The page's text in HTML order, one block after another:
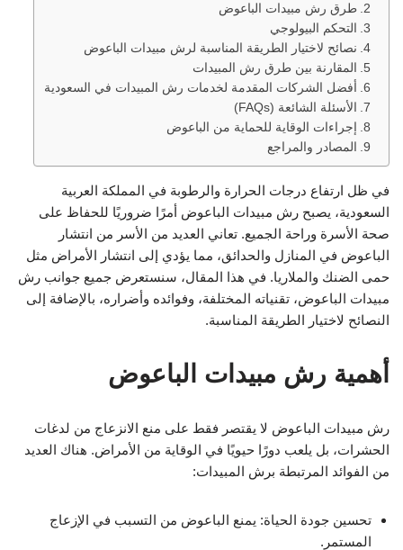
طرق رش مبيدات الباعوض
التحكم البيولوجي
نصائح لاختيار الطريقة المناسبة لرش مبيدات الباعوض
المقارنة بين طرق رش المبيدات
أفضل الشركات المقدمة لخدمات رش المبيدات في السعودية
الأسئلة الشائعة (FAQs)
إجراءات الوقاية للحماية من الباعوض
المصادر والمراجع
في ظل ارتفاع درجات الحرارة والرطوبة في المملكة العربية
السعودية، يصبح رش مبيدات الباعوض أمرًا ضروريًا للحفاظ على
صحة الأسرة وراحة الجميع. تعاني العديد من الأسر من انتشار
الباعوض في المنازل والحدائق، مما يؤدي إلى انتشار الأمراض مثل
حمى الضنك والملاريا. في هذا المقال، سنستعرض جميع جوانب رش
مبيدات الباعوض، تقنياته المختلفة، وفوائده وأضراره، بالإضافة إلى
النصائح لاختيار الطريقة المناسبة.
أهمية رش مبيدات الباعوض
رش مبيدات الباعوض لا يقتصر فقط على منع الانزعاج من لدغات
الحشرات، بل يلعب دورًا حيويًا في الوقاية من الأمراض. هناك العديد
من الفوائد المرتبطة برش المبيدات:
تحسين جودة الحياة: يمنع الباعوض من التسبب في الإزعاج
المستمر.